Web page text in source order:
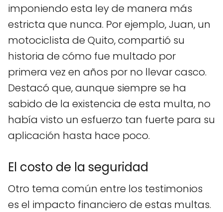
imponiendo esta ley de manera más
estricta que nunca. Por ejemplo, Juan, un
motociclista de Quito, compartió su
historia de cómo fue multado por
primera vez en años por no llevar casco.
Destacó que, aunque siempre se ha
sabido de la existencia de esta multa, no
había visto un esfuerzo tan fuerte para su
aplicación hasta hace poco.
El costo de la seguridad
Otro tema común entre los testimonios
es el impacto financiero de estas multas.